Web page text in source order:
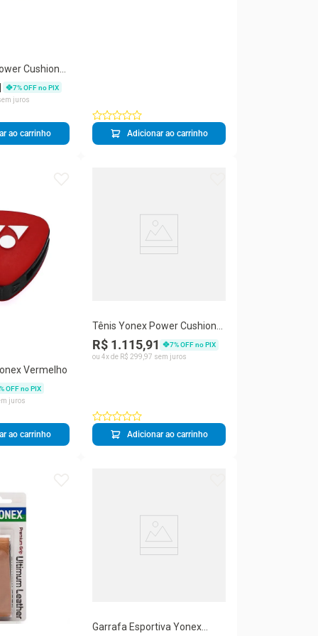
Cushion
- Saibro -
7% OFF no PIX
juros
ao carrinho Adicionar ao carrinho
Vermelho
% OFF no PIX
juros
ao carrinho
Tênis Yonex Power Cushion
Ad-Accel - Clay Saibro -
Verde
R$ 1.115,91 7% OFF no PIX
ou 4x de R$ 299,97 sem juros
Adicionar ao carrinho
Garrafa Esportiva Yonex